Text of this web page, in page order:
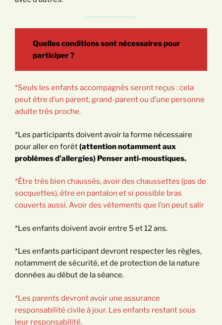
Quelles conditions sont nécessaires pour
participer ?
*Seuls les enfants accompagnés seront reçus : cela
peut être d’un parent, grand-parent ou d’une personne
adulte très proche.
*Les participants doivent avoir la forme nécessaire
pour aller en forêt(attention notamment aux
problèmes d’allergies) Penser anti-moustiques.
*Être très bien chaussés, avoir des chaussettes (pas de
socquettes), être en pantalon et si possible bras
couverts aussi. Avoir des vêtements que l’on peut salir
*Les enfants doivent avoir entre 5 et 12 ans.
*Les enfants participant devront respecter les règles,
notamment de sécurité, et de protection de la nature
données au début de la séance.
*Les parents devront avoir une assurance
responsabilité civile à jour. Les enfants restant sous
leur responsabilité.